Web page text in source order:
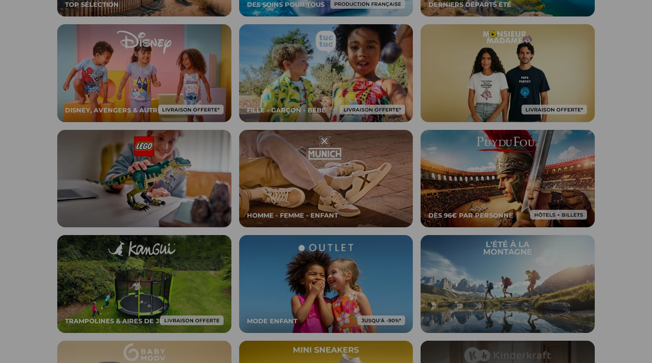
TOP SÉLECTION DES SOINS POUR TOUS DERNIERS DÉPARTS ÉTÉ
DISNEY, AVENGERS & AUTRES FILLE - GARÇON - BÉBÉ
HOMME - FEMME - ENFANT DÈS 96€ PAR PERSONNE
TRAMPOLINES & AIRES DE JEUX MODE ENFANT